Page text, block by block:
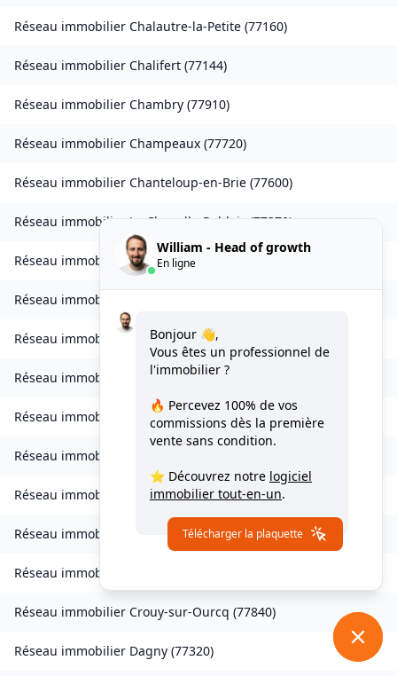
Réseau immobilier Chalautre-la-Petite (77160)
Réseau immobilier Chalifert (77144)
Réseau immobilier Chambry (77910)
Réseau immobilier Champeaux (77720)
Réseau immobilier Chanteloup-en-Brie (77600)
Réseau immobilier La Chapelle-Rablais (77370)
Réseau immobilierLes Chapelles-Bourbon
Réseau immobilier
Réseau immobilier Charny(77410)
Réseau immobilier Chessy(77700)
Réseau immobilier Combs-la-Ville(77380)
Réseau immobilier
Réseau immobilier Condé-Sainte-Libiaire(77450
Réseau immobilier Coupvray(77700)
Réseau immobilier
Réseau immobilier Crouy-sur-Ourcq (77840)
Réseau immobilier Dagny (77320)
William - Head of growth
En ligne
Bonjour 👋,
Vous êtes un professionnel de
l'immobilier ?
🔥 Percevez 100% de vos
commissions dès la première
vente sans condition.
⭐ Découvrez notre logiciel
immobilier tout-en-un.
Télécharger la plaquette